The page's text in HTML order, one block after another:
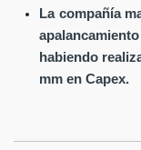
La compañía
habiendo
mm en Capex.